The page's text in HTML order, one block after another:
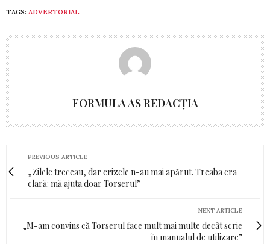
TAGS: ADVERTORIAL
FORMULA AS REDACȚIA
PREVIOUS ARTICLE
„Zilele treceau, dar crizele n-au mai apărut. Treaba era
clară: mă ajuta doar Torserul”
NEXT ARTICLE
„M-am convins că Torserul face mult mai multe decât scrie
în manualul de utilizare”